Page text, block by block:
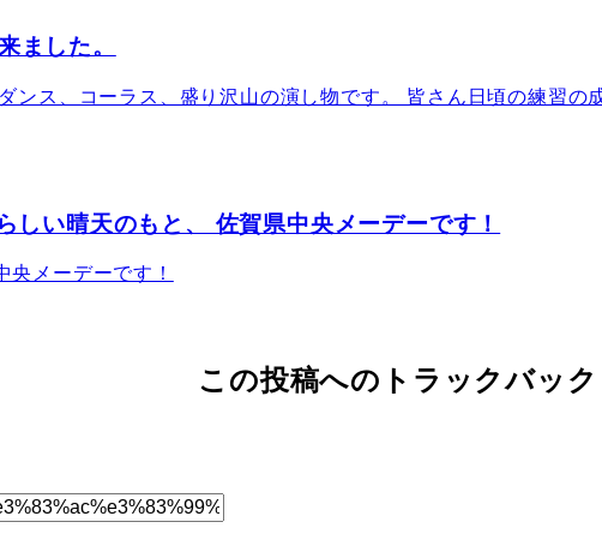
ました。
ンス、コーラス、盛り沢山の演し物です。 皆さん日頃の練習
しい晴天のもと、 佐賀県中央メーデーです！
メーデーです！
この投稿へのトラックバック